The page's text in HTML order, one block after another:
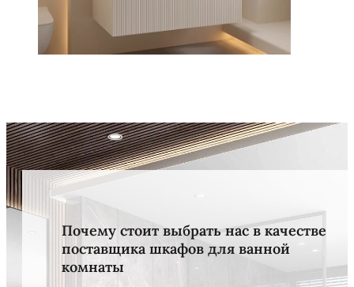
Почему стоит выбрать нас в качестве
поставщика шкафов для ванной
комнаты